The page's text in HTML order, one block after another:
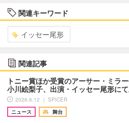
関連キーワード
イッセー尾形
関連記事
トニー賞ほか受賞のアーサー・ミラ
小川絵梨子、出演・イッセー尾形に
2026.6.12 ｜ SPICER
ニュース
舞台